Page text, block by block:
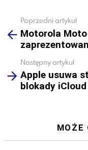
more
Poprzedni artykuł
Motorola
Następny artykuł
Apple usuwa
blokady iCloud
MOŻE